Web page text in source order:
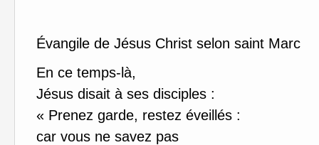
Évangile de Jésus Christ selon saint Marc
En ce temps-là,
Jésus disait à ses disciples :
« Prenez garde, restez éveillés :
car vous ne savez pas